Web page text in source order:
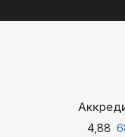
4,88